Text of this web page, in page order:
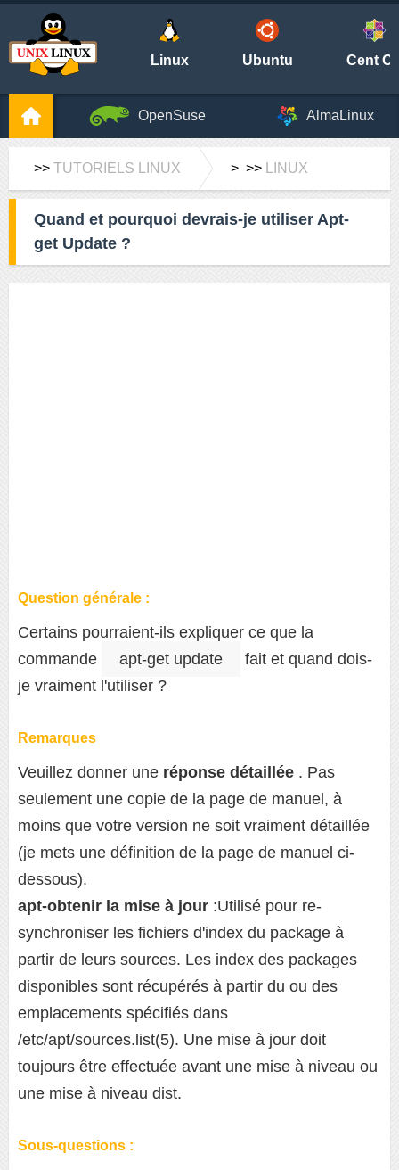
Linux Ubuntu Cent
OpenSuse AlmaLinux
>> TUTORIELS LINUX > >> LINUX
Quand et pourquoi devrais-je utiliser Apt-
get Update ?
Question générale :
Certains pourraient-ils expliquer ce que la
commande
apt-get update
fait et quand dois-
je vraiment l'utiliser ?
Remarques
Veuillez donner une réponse détaillée . Pas
seulement une copie de la page de manuel, à
moins que votre version ne soit vraiment détaillée
(je mets une définition de la page de manuel ci-
dessous).
apt-obtenir la mise à jour :Utilisé pour re-
synchroniser les fichiers d'index du package à
partir de leurs sources. Les index des packages
disponibles sont récupérés à partir du ou des
emplacements spécifiés dans
/etc/apt/sources.list(5). Une mise à jour doit
toujours être effectuée avant une mise à niveau ou
une mise à niveau dist.
Sous-questions :